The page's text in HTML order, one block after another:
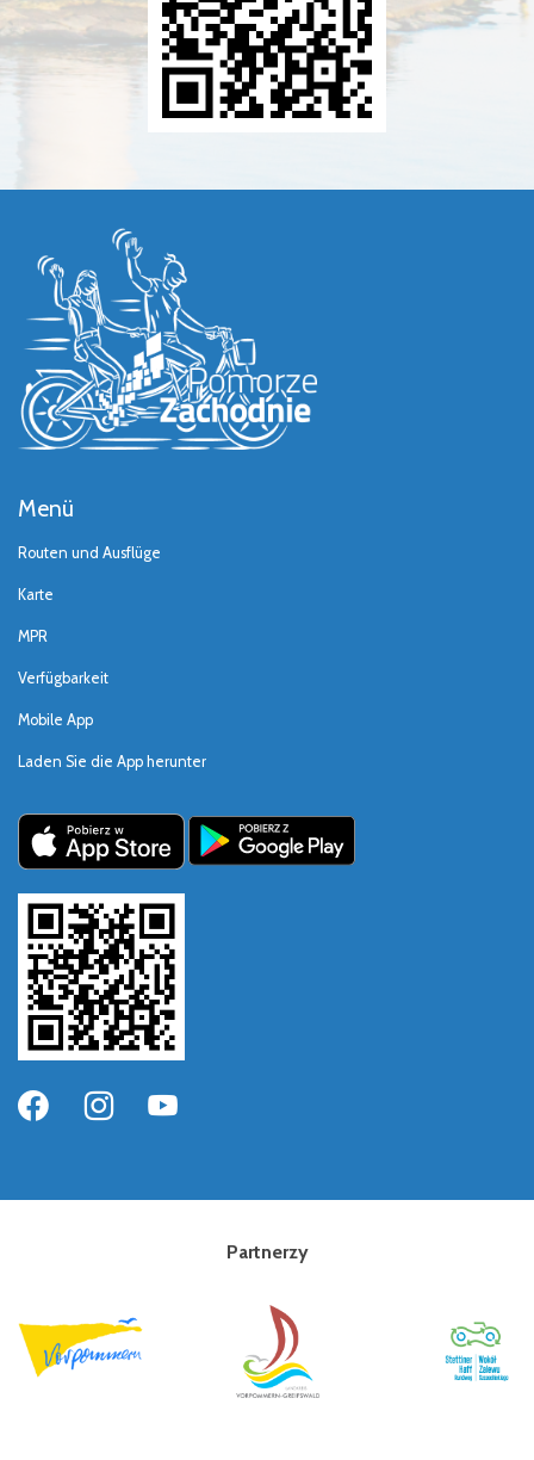
Menü
Routen und Ausflüge
Karte
MPR
Verfügbarkeit
Mobile App
Laden Sie die App herunter
Partnerzy